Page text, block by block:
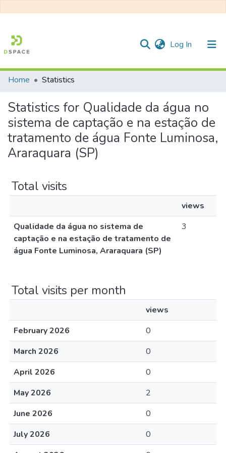
Log In (current)
All of DSpace
Home Statistics
Statistics for Qualidade da água no
sistema de captação e na estação de
tratamento de água Fonte Luminosa,
Araraquara (SP)
Total visits
views
Qualidade da água no sistema de
captação e na estação de tratamento de
água Fonte Luminosa, Araraquara (SP)
3
Total visits per month
views
February 2026
0
March 2026
0
April 2026
0
May 2026
2
June 2026
0
July 2026
0